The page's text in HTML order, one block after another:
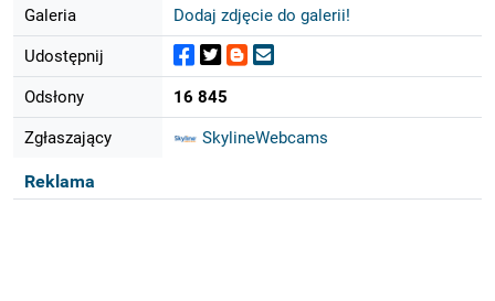
Galeria Dodaj zdjęcie do galerii!
Udostępnij
Odsłony 16 845
Zgłaszający SkylineWebcams
Reklama